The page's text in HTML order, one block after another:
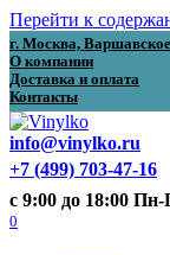
Перейти к
г. Москва,
О компании
Доставка и оплата
Контакты
info@vinylko.ru
+7 (499) 703-47-16
с 9:00 до 18:00
0